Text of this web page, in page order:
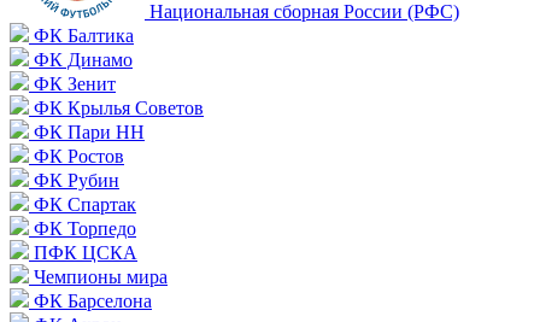
Национальная сборная России (РФС)
ФК Балтика
ФК Динамо
ФК Зенит
ФК Крылья Советов
ФК Пари НН
ФК Ростов
ФК Рубин
ФК Спартак
ФК Торпедо
ПФК ЦСКА
Чемпионы мира
ФК Барселона